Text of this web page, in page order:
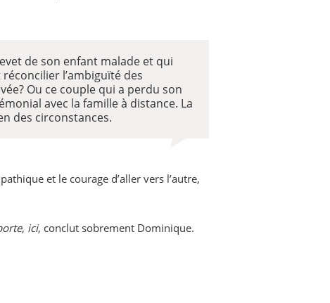
de son enfant malade et qui
l’ambiguïté des
Ou ce couple qui a perdu son
avec la famille à distance. La
des circonstances.
et le courage d’aller vers l’autre,
ici, conclut sobrement Dominique.